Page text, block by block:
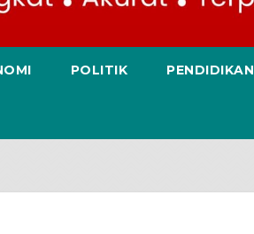
POLITIK PENDIDIKAN